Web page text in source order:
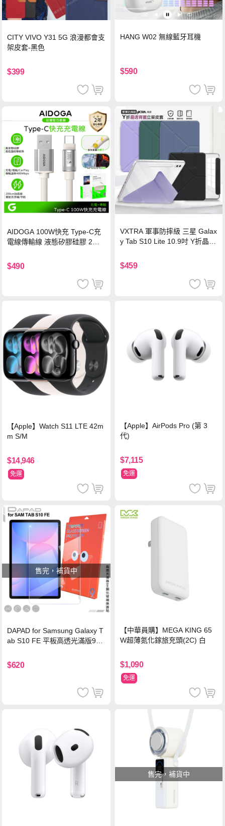
CITY VIVO Y31 5G 浪漫都會支
架皮套-黑色
$399
HANG W02 無線藍牙耳機
$590
AIDOGA 100W快充 Type-C充
電線傳輸線 液態矽膠硅膠 2M
$490
VXTRA 軍事防摔級 三星 Galax
y Tab S10 Lite 10.9吋 Y折晶透
$459
【Apple】Watch S11 LTE 42m
m S/M
$14,946
免運
【Apple】AirPods Pro (第 3
代)
$7,115
免運
售完，補貨中
DAPAD for Samsung Galaxy T
ab S10 FE 平板高透光滿版9H
$620
【中華員購】MEGA KING 65
W超薄氮化鎵旅充頭(2C) 白
$1,090
免運
售完，補貨中